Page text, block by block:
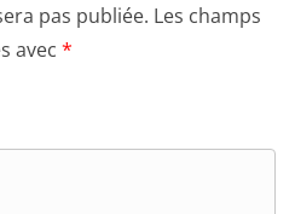
pas publiée. Les champs
avec *